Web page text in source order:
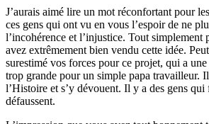
J’aurais aimé lire un mot réconfortant pour
ces gens qui ont vu en vous l’espoir de ne
l’incohérence et l’injustice. Tout simplement
avez extrêmement bien vendu cette idée.
surestimé vos forces pour ce projet, qui a
trop grande pour un simple papa travailleur.
l’Histoire et s’y dévouent. Il y a des gens qui
défaussent.